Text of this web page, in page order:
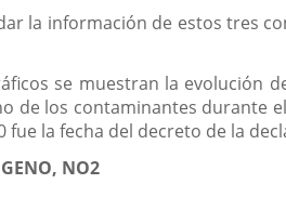
la información de estos tres
se muestran la evolución
de los contaminantes durante
fue la fecha del decreto de la
NO2